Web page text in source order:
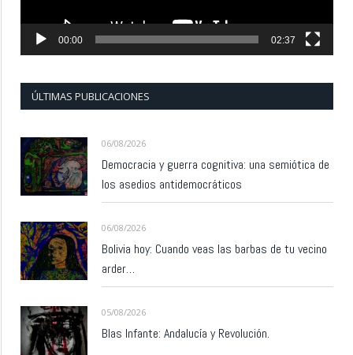
00:00 02:37
ÚLTIMAS PUBLICACIONES
06/08/2026
Democracia y guerra cognitiva: una semiótica de
los asedios antidemocráticos
06/08/2026
Bolivia hoy: Cuando veas las barbas de tu vecino
arder…
05/08/2026
Blas Infante: Andalucía y Revolución.